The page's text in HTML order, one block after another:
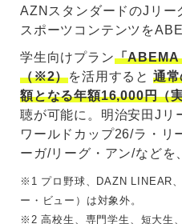
AZNスタンダードのJリー
スポーツコンテンツを
学生向けプラン「ABEMA
（※2）を活用すると 通
額となる年額16,000円（
聴が可能に。明治安田Jリ
ワールドカップ26/ラ・リ
ーガ/リーグ・アン/などを
※1 プロ野球、DAZN LINEAR
ー・ビュー）は対象外。
※2 高校生、専門学生、短大生